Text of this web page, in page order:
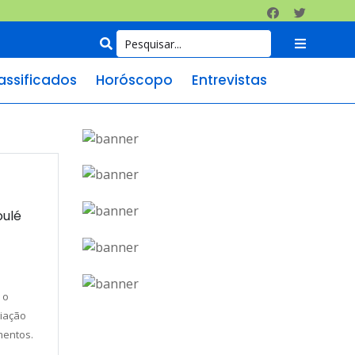
Horóscopo Entrevistas